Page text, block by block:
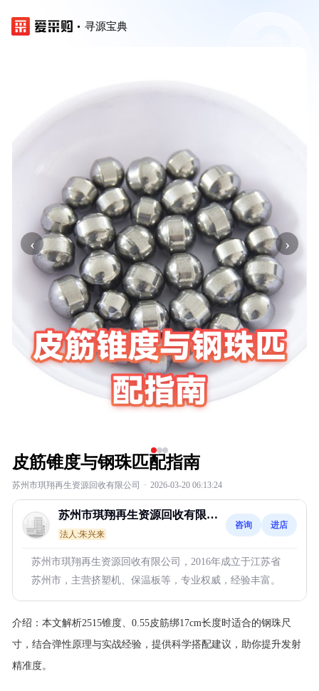
寻源宝典
‹ ›
皮筋锥度与钢珠匹配指南
苏州市琪翔再生资源回收有限公司 · 2026-03-20 06:13:24
苏州市琪翔再生资源回收有限公
司
法人:朱兴来
咨询 进店
苏州市琪翔再生资源回收有限公司，2016年成立于江苏省
苏州市，主营挤塑机、保温板等，专业权威，经验丰富。
介绍： 本文解析2515锥度、0.55皮筋绑17cm长度时适合的钢珠尺
寸，结合弹性原理与实战经验，提供科学搭配建议，助你提升发射
精准度。